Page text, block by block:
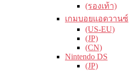
(รองเท้า)
เกมบอยแอดวานซ์
(US-EU)
(JP)
(CN)
Nintendo DS
(JP)